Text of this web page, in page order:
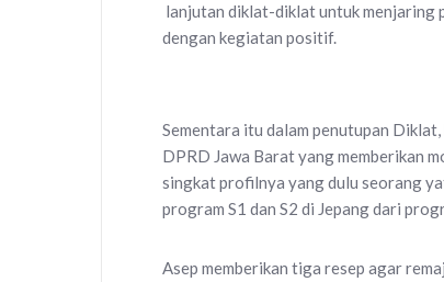
lanjutan diklat-diklat untuk menjaring
dengan kegiatan positif.
Sementara itu dalam penutupan
DPRD Jawa Barat yang memberikan
singkat profilnya yang dulu seorang
program S1 dan S2 di Jepang dari
Asep memberikan tiga resep agar